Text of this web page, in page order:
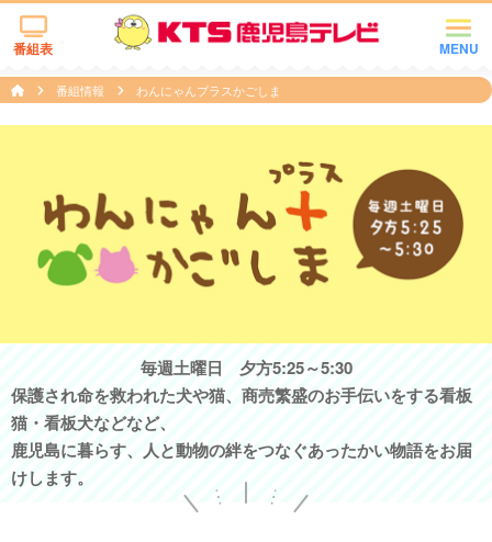
MENU
番組表
番組情報 わんにゃんプラスかごしま
毎週土曜日 夕方5:25～5:30
保護され命を救われた犬や猫、商売繁盛のお手伝いをする看板
猫・看板犬などなど、
鹿児島に暮らす、人と動物の絆をつなぐあったかい物語をお届
けします。